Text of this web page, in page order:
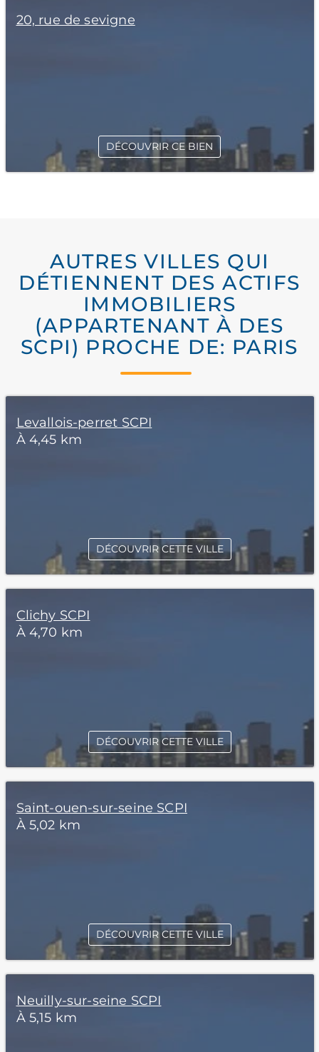
20, rue de sevigne
DÉCOUVRIR CE BIEN
AUTRES VILLES QUI
DÉTIENNENT DES ACTIFS
IMMOBILIERS
(APPARTENANT À DES
SCPI) PROCHE DE: PARIS
Levallois-perret SCPI
À 4,45 km
DÉCOUVRIR CETTE VILLE
Clichy SCPI
À 4,70 km
DÉCOUVRIR CETTE VILLE
Saint-ouen-sur-seine SCPI
À 5,02 km
DÉCOUVRIR CETTE VILLE
Neuilly-sur-seine SCPI
À 5,15 km